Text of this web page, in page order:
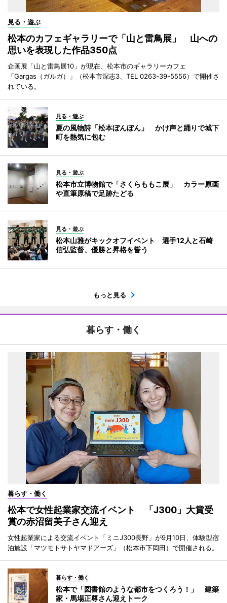
見る・遊ぶ
松本のカフェギャラリーで「山と雷鳥展」 山への
思いを表現した作品350点
企画展「山と雷鳥展10」が現在、松本市のギャラリーカフェ
「Gargas（ガルガ）」（松本市深志3、TEL 0263-39-5556）で開催さ
れている。
見る・遊ぶ
夏の風物詩「松本ぼんぼん」 かけ声と踊りで城下
町を熱気に包む
見る・遊ぶ
松本市立博物館で「さくらももこ展」 カラー原画
や直筆原稿で足跡たどる
見る・遊ぶ
松本山雅がキックオフイベント 選手12人と石崎
信弘監督、優勝と昇格を誓う
もっと見る
暮らす・働く
暮らす・働く
松本で女性起業家交流イベント 「J300」大賞受
賞の赤沼留美子さん迎え
女性起業家による交流イベント「ミニJ300長野」が9月10日、体験型宿
泊施設「マツモトサトヤマドアーズ」（松本市下岡田）で開催される。
暮らす・働く
松本で「図書館のような都市をつくろう！」 建築
家・馬場正尊さん迎えトーク